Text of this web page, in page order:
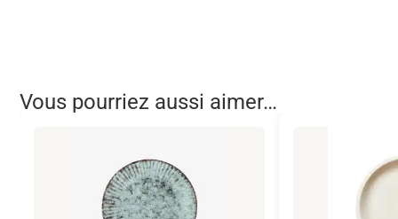
Vous pourriez aussi aimer…